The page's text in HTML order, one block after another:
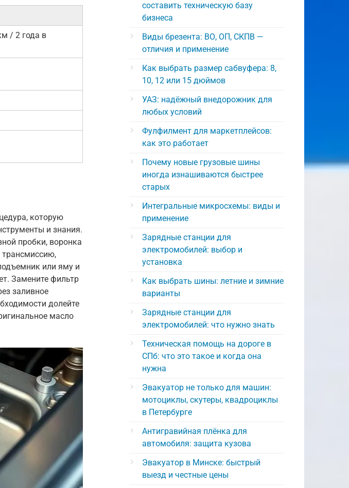
/ 2 года в
которую
и знания.
пробки, воронка
трансмиссию,
или яму и
Замените фильтр
заливное
долейте
масло
составить техническую базу
бизнеса
Виды брезента: ВО, ОП, СКПВ —
отличия и применение
Как выбрать размер сабвуфера: 8,
10, 12 или 15 дюймов
УАЗ: надёжный внедорожник для
любых условий
Фулфилмент для маркетплейсов:
как это работает
Почему новые грузовые шины
иногда изнашиваются быстрее
старых
Интегральные микросхемы: виды и
применение
Зарядные станции для
электромобилей: выбор и
установка
Как выбрать шины: летние и зимние
варианты
Зарядные станции для
электромобилей: что нужно знать
Техническая помощь на дороге в
СПб: что это такое и когда она
нужна
Эвакуатор не только для машин:
мотоциклы, скутеры, квадроциклы
в Петербурге
Антигравийная плёнка для
автомобиля: защита кузова
Эвакуатор в Минске: быстрый
выезд и честные цены